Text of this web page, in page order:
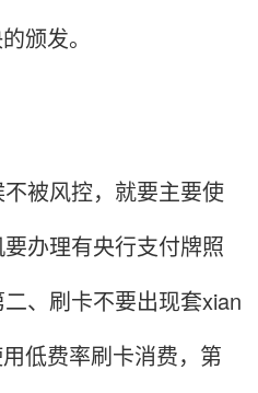
颁发。
被风控，就要主要使
办理有央行支付牌照
、刷卡不要出现套xian
低费率刷卡消费，第